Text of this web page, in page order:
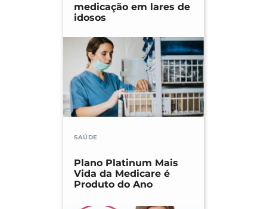
medicação em lares de
idosos
SAÚDE
Plano Platinum Mais
Vida da Medicare é
Produto do Ano